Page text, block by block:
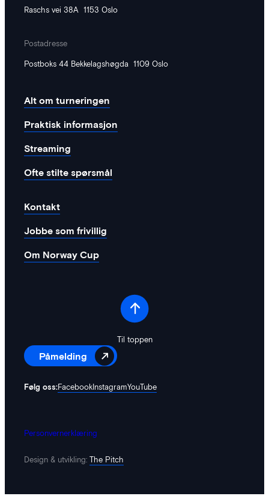
Raschs vei 38A 1153 Oslo
Postadresse
Postboks 44 Bekkelagshøgda 1109 Oslo
Alt om turneringen
Praktisk informasjon
Streaming
Ofte stilte spørsmål
Kontakt
Jobbe som frivillig
Om Norway Cup
Til toppen
Påmelding
Følg oss:FacebookInstagramYouTube
Personvernerklæring
Design & utvikling: The Pitch